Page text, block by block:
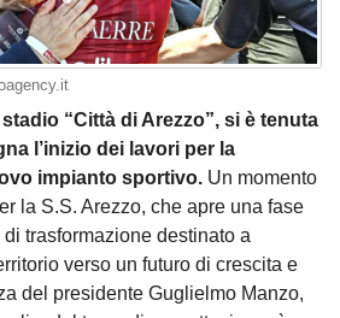
“Città di Arezzo”, si è tenuta
l’inizio dei lavori per la
impianto sportivo. Un momento
la S.S. Arezzo, che apre una fase
trasformazione destinato a
verso un futuro di crescita e
del presidente Guglielmo Manzo,